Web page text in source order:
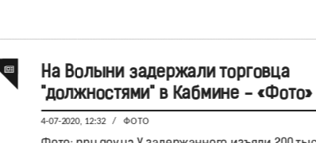
На Волыни задержали торговца
"должностями" в Кабмине - «Фото»
4-07-2020, 12:32 / ФОТО